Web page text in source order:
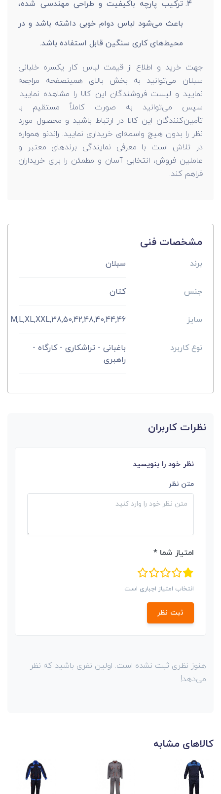
ترکیب پارچه باکیفیت و طراحی مهندسی شده،
باعث می‌شود لباس دوام خوبی داشته باشد و در
محیط‌های کاری سنگین قابل استفاده باشد.
جهت خرید و اطلاع از قیمت لباس کار یکسره خلبانی
سبلان می‌توانید به بخش بالای همینصفحه مراجعه
نمایید و لیست فروشندگان این کالا را مشاهده نمایید.
سپس می‌توانید به صورت کاملاً مستقیم با
تأمین‌کنندگان این کالا در ارتباط باشید و محصول مورد
نظر را بدون هیچ واسطه‌ای خریداری نمایید. راندنو همواره
در تلاش است با معرفی نمایندگی برندهای معتبر و
عاملین فروش، انتخابی آسان و مطمئن را برای خریداران
فراهم کند.
مشخصات فنی
برند سبلان
جنس کتان
سایز 42,48,40,44,46,M,L,XL,XXL,38,50
نوع کاربرد
باغبانی - تراشکاری - کارگاه -
راهبری
نظرات کاربران
نظر خود را بنویسید
متن نظر
امتیاز شما *
انتخاب امتیاز اجباری است
ثبت نظر
هنوز نظری ثبت نشده است. اولین نفری باشید که نظر
می‌دهد!
کالاهای مشابه